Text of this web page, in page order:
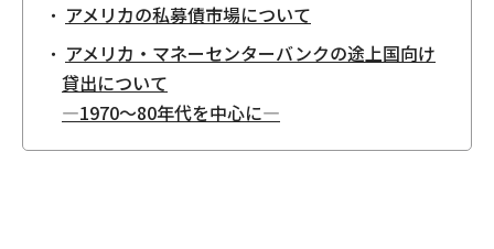
アメリカの私募債市場について
アメリカ・マネーセンターバンクの途上国向け
貸出について
―1970～80年代を中心に―